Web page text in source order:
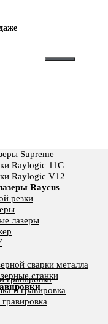
Supreme
Raylogic 11G
Raylogic V12
Raycus
резки
лазеры
сварки металла
станки
гравировка
и гравировка